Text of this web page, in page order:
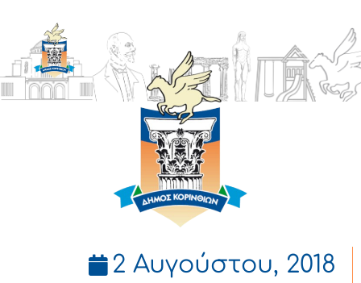
ΔΗΜΟΣ
ΚΟΡΙΝΘΙΩΝ
2 Αυγούστου, 2018